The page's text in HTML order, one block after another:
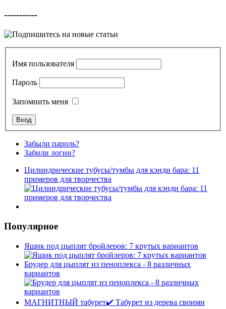
-----------
Имя пользователя
Пароль
Запомнить меня
Забыли пароль?
Забили логин?
Цилиндрические тубусы/тумбы для кэнди бара: 11
примеров для творчества
Популярное
Ящик под цыплят бройлеров: 7 крутых вариантов
Брудер для цыплят из пеноплекса - 8 различных
вариантов
МАГНИТНЫЙ табурет✔️ Табурет из дерева своими